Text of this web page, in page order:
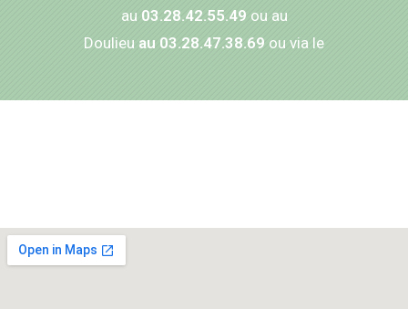
au 03.28.42.55.49 ou au
Doulieu au 03.28.47.38.69 ou via le